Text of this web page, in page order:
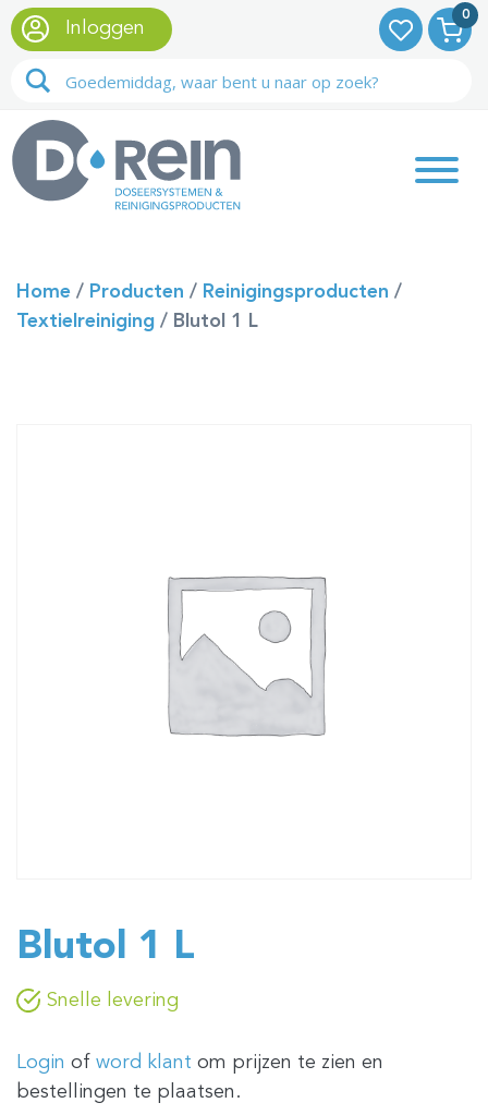
0
Inloggen
Home / Producten / Reinigingsproducten /
Textielreiniging / Blutol 1 L
Blutol 1 L
Snelle levering
Login of word klant om prijzen te zien en
bestellingen te plaatsen.